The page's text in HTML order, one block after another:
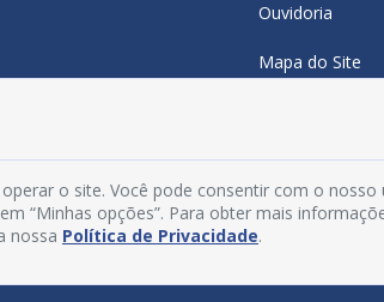
das 08h às
Ouvidoria
Mapa do Site
Manual de
Política de
o site. Você pode consentir com o nosso
“Minhas opções”. Para obter mais
nossa Política de Privacidade.